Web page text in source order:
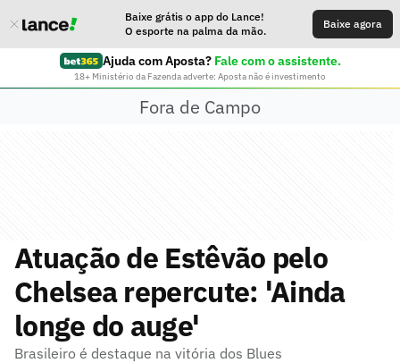
Baixe grátis o app do Lance!
O esporte na palma da mão.
Baixe agora
Ajuda com Aposta? Fale com o assistente.
18+ Ministério da Fazenda adverte: Aposta não é investimento
Fora de Campo
Atuação de Estêvão pelo
Chelsea repercute: 'Ainda
longe do auge'
Brasileiro é destaque na vitória dos Blues